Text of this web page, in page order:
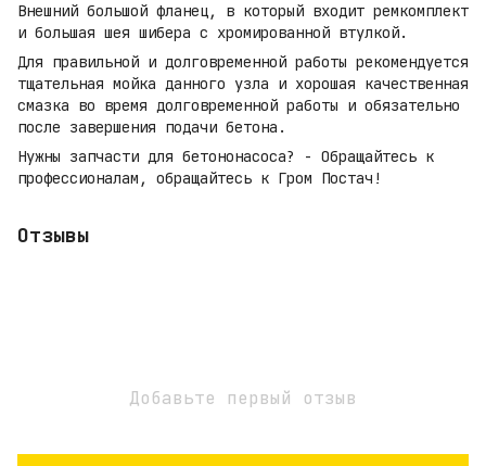
Внешний большой фланец, в который входит ремкомплект
и большая шея шибера с хромированной втулкой.
Для правильной и долговременной работы рекомендуется
тщательная мойка данного узла и хорошая качественная
смазка во время долговременной работы и обязательно
после завершения подачи бетона.
Нужны запчасти для бетононасоса? - Обращайтесь к
профессионалам, обращайтесь к Гром Постач!
Отзывы
Добавьте первый отзыв